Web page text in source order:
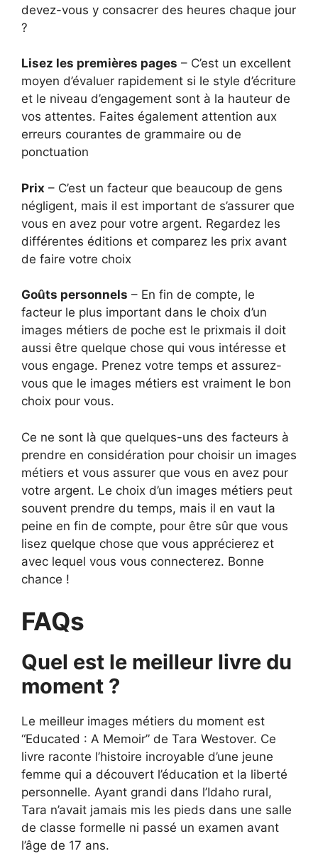
devez-vous y consacrer des heures chaque jour
?
Lisez les premières pages – C’est un excellent
moyen d’évaluer rapidement si le style d’écriture
et le niveau d’engagement sont à la hauteur de
vos attentes. Faites également attention aux
erreurs courantes de grammaire ou de
ponctuation
Prix – C’est un facteur que beaucoup de gens
négligent, mais il est important de s’assurer que
vous en avez pour votre argent. Regardez les
différentes éditions et comparez les prix avant
de faire votre choix
Goûts personnels – En fin de compte, le
facteur le plus important dans le choix d’un
images métiers de poche est le prixmais il doit
aussi être quelque chose qui vous intéresse et
vous engage. Prenez votre temps et assurez-
vous que le images métiers est vraiment le bon
choix pour vous.
Ce ne sont là que quelques-uns des facteurs à
prendre en considération pour choisir un images
métiers et vous assurer que vous en avez pour
votre argent. Le choix d’un images métiers peut
souvent prendre du temps, mais il en vaut la
peine en fin de compte, pour être sûr que vous
lisez quelque chose que vous apprécierez et
avec lequel vous vous connecterez. Bonne
chance !
FAQs
Quel est le meilleur livre du
moment ?
Le meilleur images métiers du moment est
“Educated : A Memoir” de Tara Westover. Ce
livre raconte l’histoire incroyable d’une jeune
femme qui a découvert l’éducation et la liberté
personnelle. Ayant grandi dans l’Idaho rural,
Tara n’avait jamais mis les pieds dans une salle
de classe formelle ni passé un examen avant
l’âge de 17 ans.